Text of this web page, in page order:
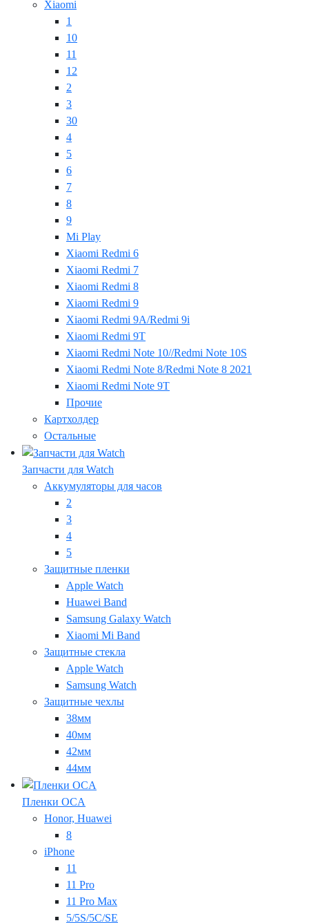
Xiaomi
1
10
11
12
2
3
30
4
5
6
7
8
9
Mi Play
Xiaomi Redmi 6
Xiaomi Redmi 7
Xiaomi Redmi 8
Xiaomi Redmi 9
Xiaomi Redmi 9A/Redmi 9i
Xiaomi Redmi 9T
Xiaomi Redmi Note 10//Redmi Note 10S
Xiaomi Redmi Note 8/Redmi Note 8 2021
Xiaomi Redmi Note 9T
Прочие
Картхолдер
Остальные
Запчасти для Watch
Аккумуляторы для часов
2
3
4
5
Защитные пленки
Apple Watch
Huawei Band
Samsung Galaxy Watch
Xiaomi Mi Band
Защитные стекла
Apple Watch
Samsung Watch
Защитные чехлы
38мм
40мм
42мм
44мм
Пленки OCA
Honor, Huawei
8
iPhone
11
11 Pro
11 Pro Max
5/5S/5C/SE